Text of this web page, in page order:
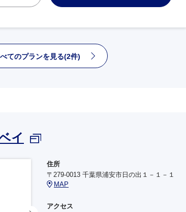
てのプランを見る(2件)
イ
住所
〒279-0013 千葉県浦安市日の出１－１－１
MAP
アクセス